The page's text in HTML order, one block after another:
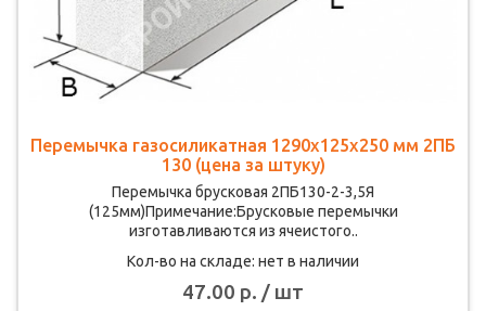
Перемычка газосиликатная 1290х125х250 мм 2ПБ
130 (цена за штуку)
Перемычка брусковая 2ПБ130-2-3,5Я
(125мм)Примечание:Брусковые перемычки
изготавливаются из ячеистого..
Кол-во на складе: нет в наличии
47.00 р. / шт